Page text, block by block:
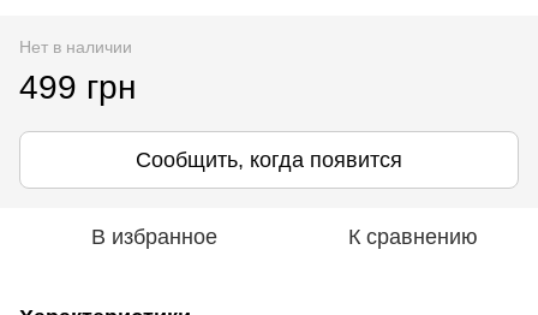
Нет в наличии
499 грн
Сообщить, когда появится
В избранное К сравнению